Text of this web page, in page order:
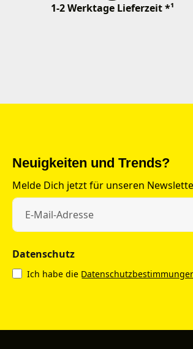
1-2 Werktage Lieferzeit *¹
Neuigkeiten und Trends?
Melde Dich jetzt für unseren
Datenschutz
Ich habe die